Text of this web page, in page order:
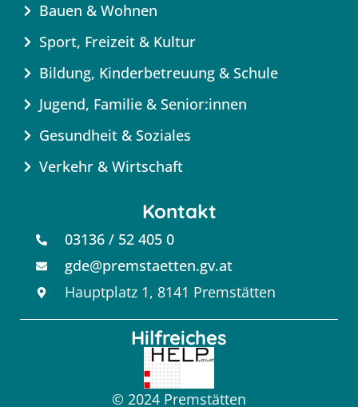
Bauen & Wohnen
Sport, Freizeit & Kultur
Bildung, Kinderbetreuung & Schule
Jugend, Familie & Senior:innen
Gesundheit & Soziales
Verkehr & Wirtschaft
Kontakt
03136 / 52 405 0
gde@premstaetten.gv.at
Hauptplatz 1, 8141 Premstätten
Hilfreiches
© 2024 Premstätten